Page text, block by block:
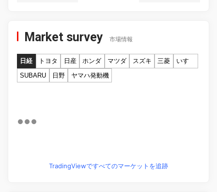
Market survey 市場情報
日経 トヨタ 日産 ホンダ マツダ スズキ 三菱
いすゞ
SUBARU
日野 ヤマハ発動機
TradingViewですべてのマーケットを追跡